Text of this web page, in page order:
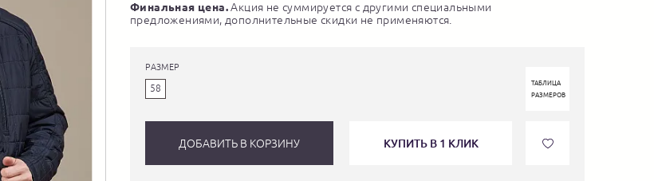
Финальная цена.Акция не суммируется с другими специальными
предложениями, дополнительные скидки не применяются.
РАЗМЕР
58
ТАБЛИЦА
РАЗМЕРОВ
ДОБАВИТЬ В КОРЗИНУ КУПИТЬ В 1 КЛИК